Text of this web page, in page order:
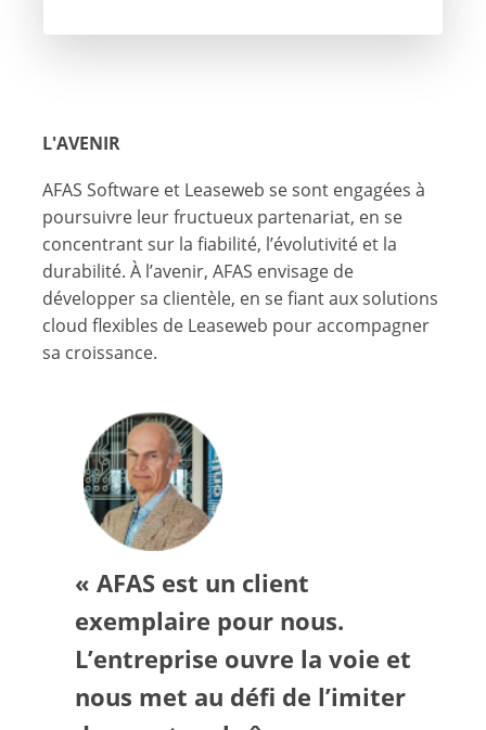
L'AVENIR
AFAS Software et Leaseweb se sont engagées à
poursuivre leur fructueux partenariat, en se
concentrant sur la fiabilité, l’évolutivité et la
durabilité. À l’avenir, AFAS envisage de
développer sa clientèle, en se fiant aux solutions
cloud flexibles de Leaseweb pour accompagner
sa croissance.
« AFAS est un client
exemplaire pour nous.
L’entreprise ouvre la voie et
nous met au défi de l’imiter